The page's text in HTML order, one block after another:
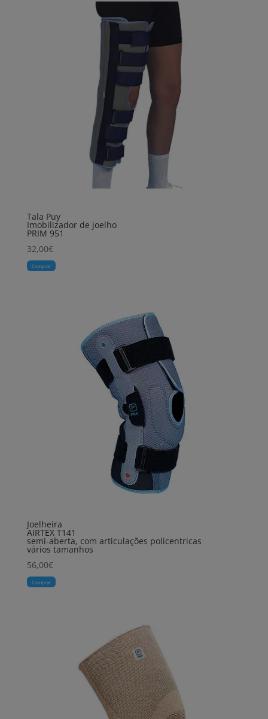
Tala Puy
Imobilizador de joelho
PRIM 951
32,00€
Comprar
Joelheira
AIRTEX T141
semi-aberta, com articulações policentricas
vários tamanhos
56,00€
Comprar